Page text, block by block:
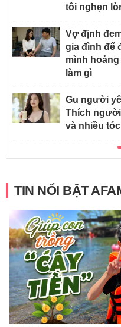
tôi nghẹn
Vợ định
gia đình để
mình
làm gì
Gu người
Thích
và nhiều tóc
TIN NỔI BẬT